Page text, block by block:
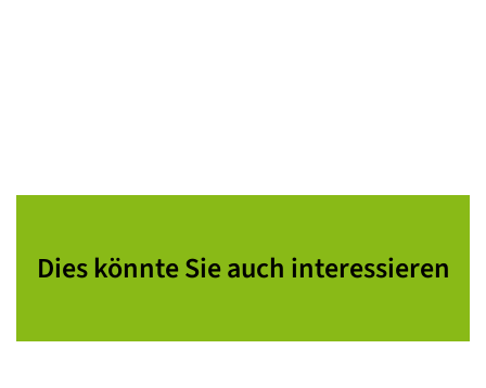
Dies könnte Sie auch interessieren